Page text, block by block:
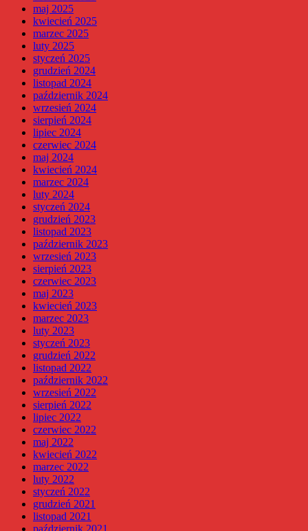
maj 2025
kwiecień 2025
marzec 2025
luty 2025
styczeń 2025
grudzień 2024
listopad 2024
październik 2024
wrzesień 2024
sierpień 2024
lipiec 2024
czerwiec 2024
maj 2024
kwiecień 2024
marzec 2024
luty 2024
styczeń 2024
grudzień 2023
listopad 2023
październik 2023
wrzesień 2023
sierpień 2023
czerwiec 2023
maj 2023
kwiecień 2023
marzec 2023
luty 2023
styczeń 2023
grudzień 2022
listopad 2022
październik 2022
wrzesień 2022
sierpień 2022
lipiec 2022
czerwiec 2022
maj 2022
kwiecień 2022
marzec 2022
luty 2022
styczeń 2022
grudzień 2021
listopad 2021